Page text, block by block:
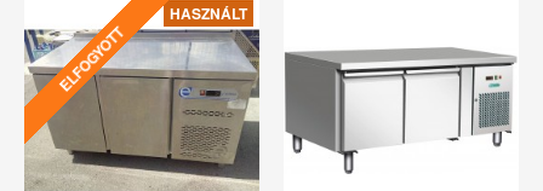
HASZNÁLT
ELFOGYOTT